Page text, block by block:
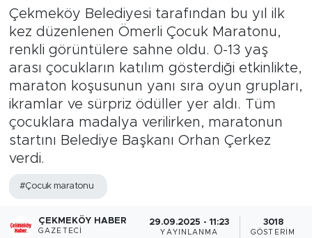
Çekmeköy Belediyesi tarafından bu yıl ilk
kez düzenlenen Ömerli Çocuk Maratonu,
renkli görüntülere sahne oldu. 0-13 yaş
arası çocukların katılım gösterdiği etkinlikte,
maraton koşusunun yanı sıra oyun grupları,
ikramlar ve sürpriz ödüller yer aldı. Tüm
çocuklara madalya verilirken, maratonun
startını Belediye Başkanı Orhan Çerkez
verdi.
#Çocuk maratonu
ÇEKMEKÖY HABER
GAZETECI
29.09.2025 - 11:23
YAYINLANMA
3018
GÖSTERIM
Tüm Manşetler
Son Dakika Haberleri
Haber Arşivi